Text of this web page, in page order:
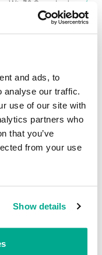
and ads, to
our traffic.
use of our site with
partners who
that you’ve
from your use
Show details
aquí.
confirman la
nocivo sigue en
sido víctimas de este
toda la
sus datos.
para ver si hay noticias
con*